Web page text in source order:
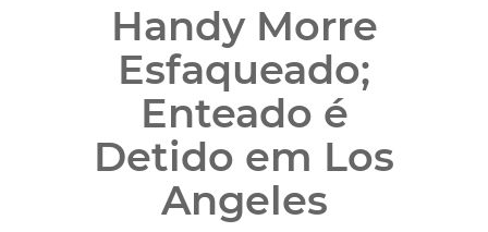
Handy Morre
Esfaqueado;
Enteado é
Detido em Los
Angeles